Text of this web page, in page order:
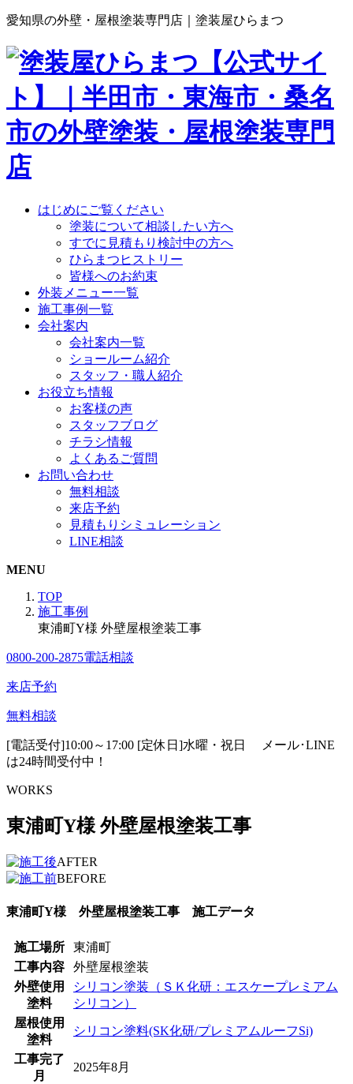
愛知県の外壁・屋根塗装専門店｜塗装屋ひらまつ
はじめにご覧ください
塗装について相談したい方へ
すでに見積もり検討中の方へ
ひらまつヒストリー
皆様へのお約束
外装メニュー一覧
施工事例一覧
会社案内
会社案内一覧
ショールーム紹介
スタッフ・職人紹介
お役立ち情報
お客様の声
スタッフブログ
チラシ情報
よくあるご質問
お問い合わせ
無料相談
来店予約
見積もりシミュレーション
LINE相談
MENU
TOP
施工事例
東浦町Y様 外壁屋根塗装工事
0800-200-2875電話相談
来店予約
無料相談
[電話受付]10:00～17:00 [定休日]水曜・祝日
メール･LINE
は24時間受付中！
WORKS
東浦町Y様 外壁屋根塗装工事
AFTER
BEFORE
東浦町Y様 外壁屋根塗装工事 施工データ
施工場所
東浦町
工事内容
外壁屋根塗装
外壁使用
塗料
シリコン塗装（ＳＫ化研：エスケープレミアム
シリコン）
屋根使用
塗料
シリコン塗料(SK化研/プレミアムルーフSi)
工事完了
月
2025年8月